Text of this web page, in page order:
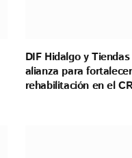
DIF Hidalgo y
alianza para
rehabilitación en el